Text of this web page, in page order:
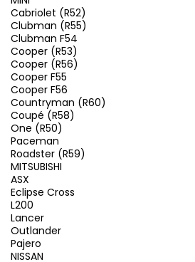
Cabriolet (R52)
Clubman (R55)
Clubman F54
Cooper (R53)
Cooper (R56)
Cooper F55
Cooper F56
Countryman (R60)
Coupé (R58)
One (R50)
Paceman
Roadster (R59)
MITSUBISHI
ASX
Eclipse Cross
L200
Lancer
Outlander
Pajero
NISSAN